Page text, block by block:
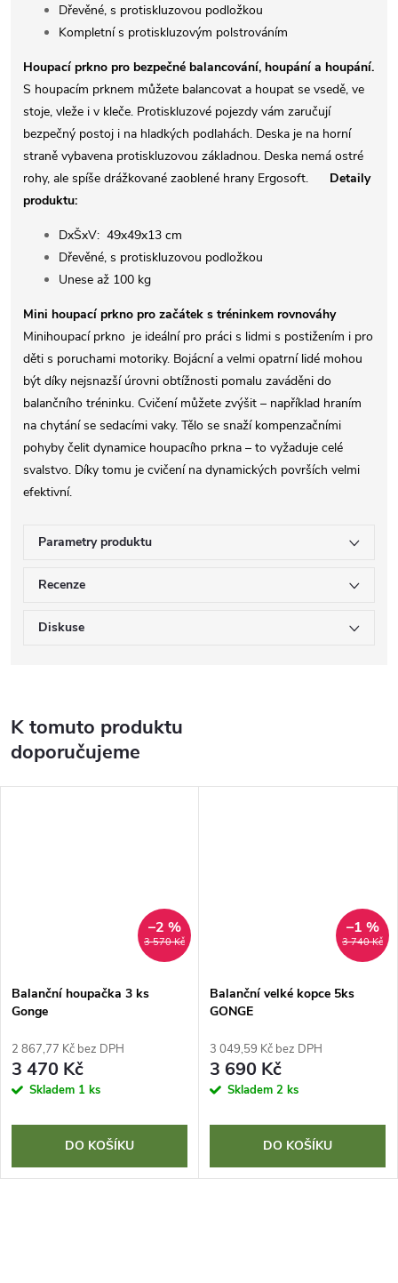
Dřevěné, s protiskluzovou podložkou
Kompletní s protiskluzovým polstrováním
Houpací prkno pro bezpečné balancování, houpání a houpání.
S houpacím prknem můžete balancovat a houpat se vsedě, ve
stoje, vleže i v kleče. Protiskluzové pojezdy vám zaručují
bezpečný postoj i na hladkých podlahách. Deska je na horní
straně vybavena protiskluzovou základnou. Deska nemá ostré
rohy, ale spíše drážkované zaoblené hrany Ergosoft. Detaily
produktu:
DxŠxV: 49x49x13 cm
Dřevěné, s protiskluzovou podložkou
Unese až 100 kg
Mini houpací prkno pro začátek s tréninkem rovnováhy
Minihoupací prkno je ideální pro práci s lidmi s postižením i pro
děti s poruchami motoriky. Bojácní a velmi opatrní lidé mohou
být díky nejsnazší úrovni obtížnosti pomalu zaváděni do
balančního tréninku. Cvičení můžete zvýšit – například hraním
na chytání se sedacími vaky. Tělo se snaží kompenzačními
pohyby čelit dynamice houpacího prkna – to vyžaduje celé
svalstvo. Díky tomu je cvičení na dynamických površích velmi
efektivní.
Parametry produktu
Recenze
Diskuse
K tomuto produktu
doporučujeme
3 570 Kč
–2 %
Balanční houpačka 3 ks
Gonge
2 867,77 Kč bez DPH
3 470 Kč
Skladem 1 ks
DO KOŠÍKU
3 740 Kč
–1 %
Balanční velké kopce 5ks
GONGE
3 049,59 Kč bez DPH
3 690 Kč
Skladem 2 ks
DO KOŠÍKU